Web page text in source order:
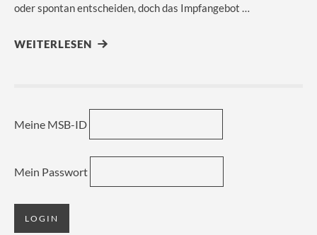
oder spontan entscheiden, doch das Impfangebot …
WEITERLESEN
Meine MSB-ID
Mein Passwort